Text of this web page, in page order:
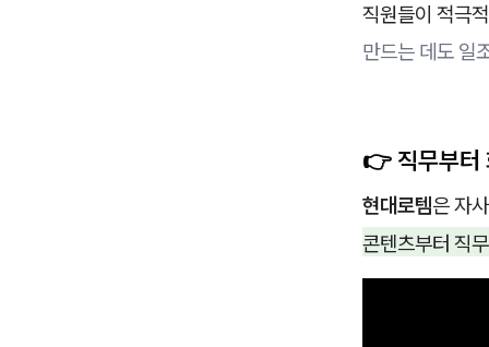
직원들이 적극
만드는 데도 일
👉 직무부터
현대로템은 자
콘텐츠부터 직